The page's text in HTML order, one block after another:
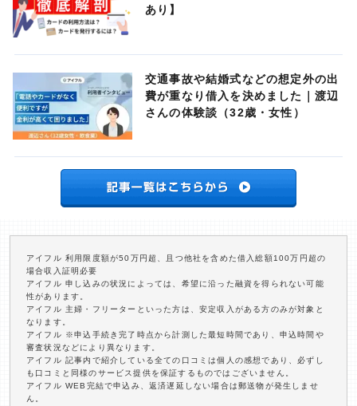
あり】
交通事故や結婚式などの想定外の出
費が重なり借入を決めました｜渡辺
さんの体験談（32歳・女性）
アイフル 利用限度額が50万円超、且つ他社を含めた借入総額100万円超の
場合収入証明必要
アイフル 申し込みの状況によっては、希望に沿った融資を得られない可能
性があります。
アイフル 主婦・フリーターといった方は、安定収入がある方のみが対象と
なります。
アイフル ※申込手続き完了時点から計測した最短時間であり、申込時間や
審査状況などにより異なります。
アイフル 記事内で紹介している全ての口コミは個人の感想であり、必ずし
も口コミと同様のサービス提供を保証するものではございません。
アイフル WEB完結で申込み、返済遅延しない場合は郵送物が発生しませ
ん。